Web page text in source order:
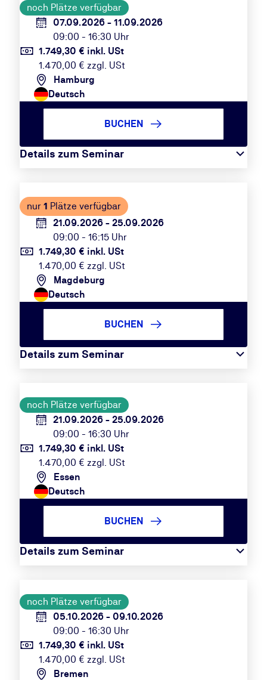
noch Plätze verfügbar
07.09.2026 - 11.09.2026
09:00 - 16:30 Uhr
1.749,30 € inkl. USt
1.470,00 € zzgl. USt
Hamburg
Deutsch
Details zum Seminar
BUCHEN
nur 1 Plätze verfügbar
21.09.2026 - 25.09.2026
09:00 - 16:15 Uhr
1.749,30 € inkl. USt
1.470,00 € zzgl. USt
Magdeburg
Deutsch
Details zum Seminar
BUCHEN
noch Plätze verfügbar
21.09.2026 - 25.09.2026
09:00 - 16:30 Uhr
1.749,30 € inkl. USt
1.470,00 € zzgl. USt
Essen
Deutsch
Details zum Seminar
BUCHEN
noch Plätze verfügbar
05.10.2026 - 09.10.2026
09:00 - 16:30 Uhr
1.749,30 € inkl. USt
1.470,00 € zzgl. USt
Bremen